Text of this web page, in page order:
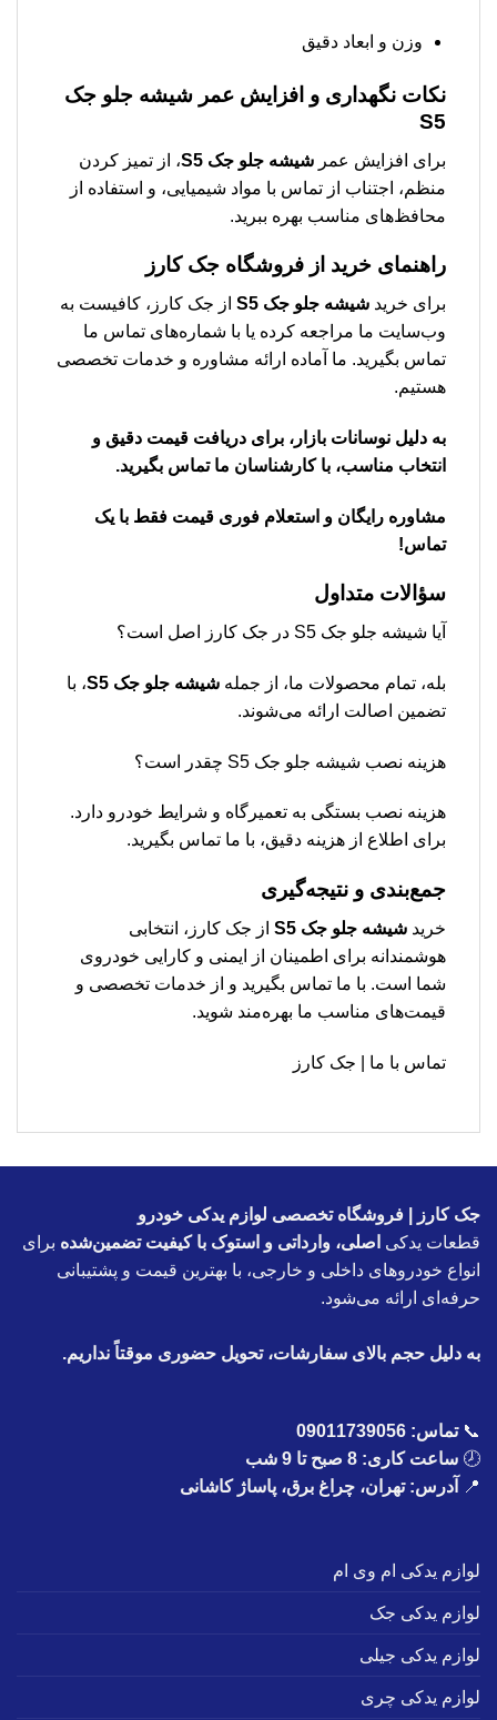
وزن و ابعاد دقیق
نکات نگهداری و افزایش عمر شیشه جلو جک
S5
برای افزایش عمر شیشه جلو جک S5
، از تمیز کردن
منظم، اجتناب از تماس با مواد شیمیایی، و استفاده از
محافظ‌های مناسب بهره ببرید.
راهنمای خرید از فروشگاه جک کارز
برای خرید شیشه جلو جک S5
از جک کارز، کافیست به
وب‌سایت ما مراجعه کرده یا با شماره‌های تماس ما
تماس بگیرید. ما آماده ارائه مشاوره و خدمات تخصصی
هستیم.
به دلیل نوسانات بازار، برای دریافت قیمت دقیق و
انتخاب مناسب، با کارشناسان ما تماس بگیرید.
مشاوره رایگان و استعلام فوری قیمت فقط با یک
تماس!
سؤالات متداول
آیا شیشه جلو جک S5 در جک کارز اصل است؟
بله، تمام محصولات ما، از جمله شیشه جلو جک S5
، با
تضمین اصالت ارائه می‌شوند.
هزینه نصب شیشه جلو جک S5 چقدر است؟
هزینه نصب بستگی به تعمیرگاه و شرایط خودرو دارد.
برای اطلاع از هزینه دقیق، با ما تماس بگیرید.
جمع‌بندی و نتیجه‌گیری
خرید شیشه جلو جک S5
از جک کارز، انتخابی
هوشمندانه برای اطمینان از ایمنی و کارایی خودروی
شما است. با ما تماس بگیرید و از خدمات تخصصی و
قیمت‌های مناسب ما بهره‌مند شوید.
تماس با ما | جک کارز
جک کارز | فروشگاه تخصصی لوازم یدکی خودرو
قطعات یدکی اصلی، وارداتی و استوک با کیفیت تضمین‌شده برای
انواع خودروهای داخلی و خارجی، با بهترین قیمت و پشتیبانی
حرفه‌ای ارائه می‌شود.
به دلیل حجم بالای سفارشات، تحویل حضوری موقتاً نداریم.
📞تماس: 09011739056
🕗 ساعت کاری: 8 صبح تا 9 شب
📍
آدرس: تهران، چراغ برق، پاساژ کاشانی
لوازم یدکی ام وی ام
لوازم یدکی جک
لوازم یدکی جیلی
لوازم یدکی چری